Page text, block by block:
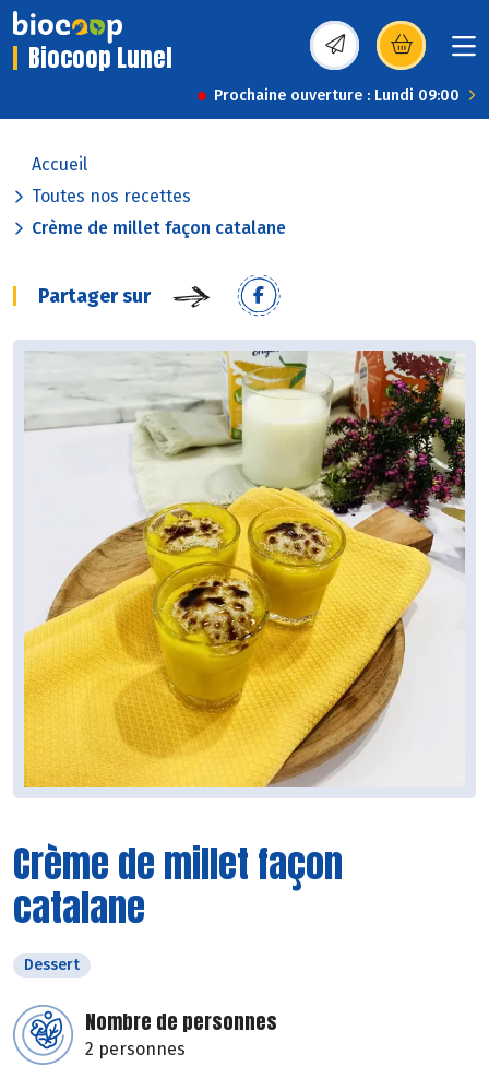
Biocoop Lunel (s’ouvre dans une
Prochaine ouverture : Lundi 09:00
Accueil
Toutes nos recettes
Crème de millet façon catalane
Partager sur
Crème de millet façon
catalane
Dessert
Nombre de personnes
2 personnes